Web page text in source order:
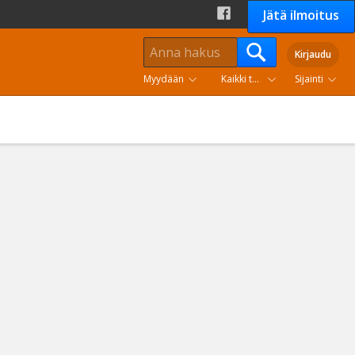
Jätä ilmoitus
Kirjaudu
Myydään
Kaikki tuoteryhmät Sijainti